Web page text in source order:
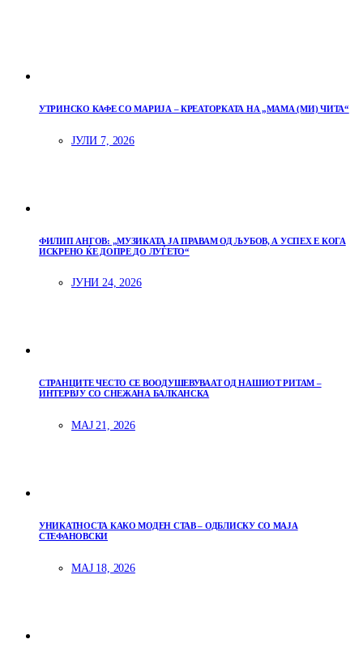
УТРИНСКО КАФЕ СО МАРИЈА – КРЕАТОРКАТА НА „МАМА (МИ) ЧИТА“
ЈУЛИ 7, 2026
ФИЛИП АНГОВ: „МУЗИКАТА ЈА ПРАВАМ ОД ЉУБОВ, А УСПЕХ Е КОГА
ИСКРЕНО ЌЕ ДОПРЕ ДО ЛУЃЕТО“
ЈУНИ 24, 2026
СТРАНЦИТЕ ЧЕСТО СЕ ВООДУШЕВУВААТ ОД НАШИОТ РИТАМ –
ИНТЕРВЈУ СО СНЕЖАНА БАЛКАНСКА
МАЈ 21, 2026
УНИКАТНОСТА КАКО МОДЕН СТАВ – ОДБЛИСКУ СО МАЈА
СТЕФАНОВСКИ
МАЈ 18, 2026